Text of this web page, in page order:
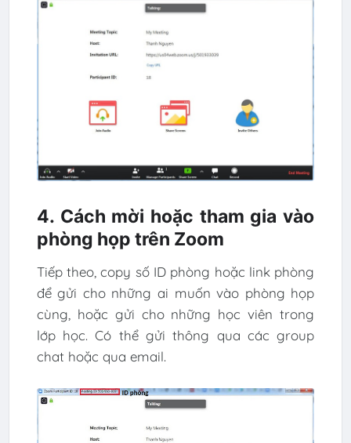
4. Cách mời hoặc tham gia vào
phòng họp trên Zoom
Tiếp theo, copy số ID phòng hoặc link phòng
để gửi cho những ai muốn vào phòng họp
cùng, hoặc gửi cho những học viên trong
lớp học. Có thể gửi thông qua các group
chat hoặc qua email.